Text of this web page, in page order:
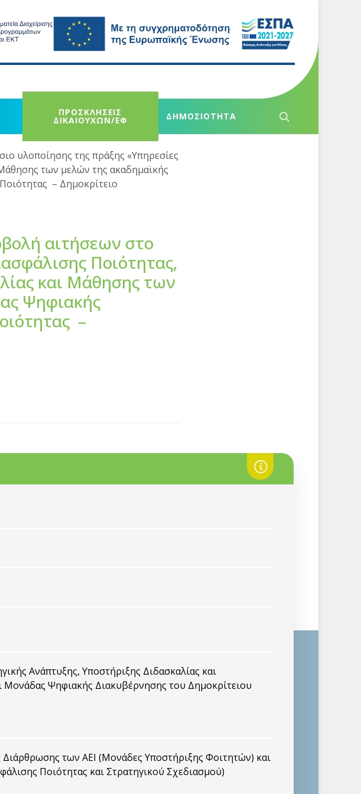
ΠΡΟΣΚΛΗΣΕΙΣ
ΔΙΚΑΙΟΥΧΩΝ/ΕΦ ΔΗΜΟΣΙΟΤΗΤΑ
υλοποίησης της πράξης «Υπηρεσίες
των μελών της ακαδημαϊκής
– Δημοκρίτειο
αιτήσεων στο
Ποιότητας,
και Μάθησης των
Ψηφιακής
–
Ανάπτυξης, Υποστήριξης Διδασκαλίας και
Ψηφιακής Διακυβέρνησης του Δημοκρίτειου
Διάρθρωσης των ΑΕΙ (Μονάδες Υποστήριξης Φοιτητών) και
Ποιότητας και Στρατηγικού Σχεδιασμού)